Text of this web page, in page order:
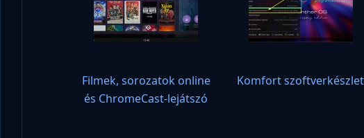
Filmek, sorozatok online
és ChromeCast-lejátszó
Komfort szoftverkészlet